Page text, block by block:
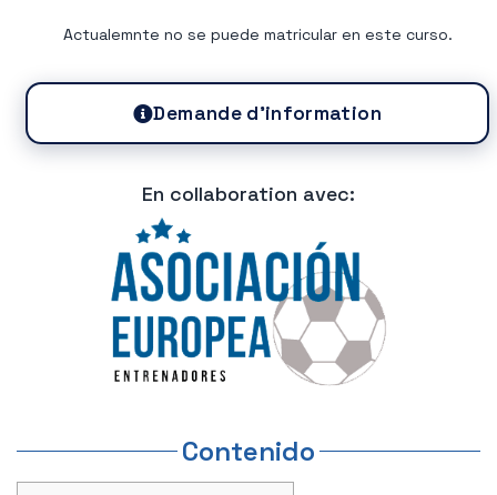
Actualemnte no se puede matricular en este curso.
Demande d'information
En collaboration avec:
Contenido